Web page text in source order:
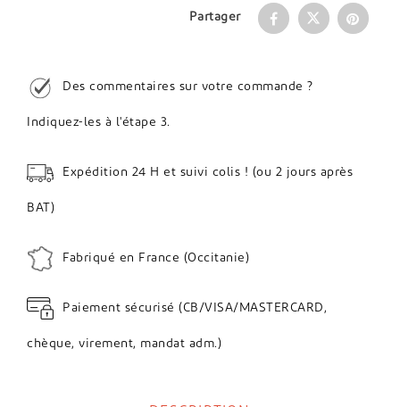
Partager
Des commentaires sur votre commande ?
Indiquez-les à l'étape 3.
Expédition 24 H et suivi colis ! (ou 2 jours après
BAT)
Fabriqué en France (Occitanie)
Paiement sécurisé (CB/VISA/MASTERCARD,
chèque, virement, mandat adm.)